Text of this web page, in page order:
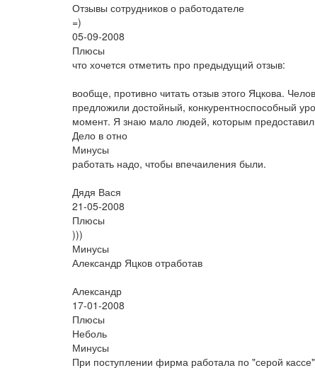
Отзывы сотрудников о работодателе
=)
05-09-2008
Плюсы
что хочется отметить про предыдущий отзыв:
вообще, противно читать отзыв этого Яцкова.
предложили достойный, конкурентноспособный
момент. Я знаю мало людей, которым
Дело в отно
Минусы
работать надо, чтобы впечаиления были.
Дядя Вася
21-05-2008
Плюсы
)))
Минусы
Александр Яцков отработав
Александр
17-01-2008
Плюсы
Неболь
Минусы
При поступлении фирма работала по "серой